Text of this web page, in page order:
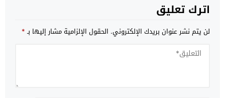
اترك تعليق
لن يتم نشر عنوان بريدك الإلكتروني. الحقول الإلزامية مشار إليها بـ*